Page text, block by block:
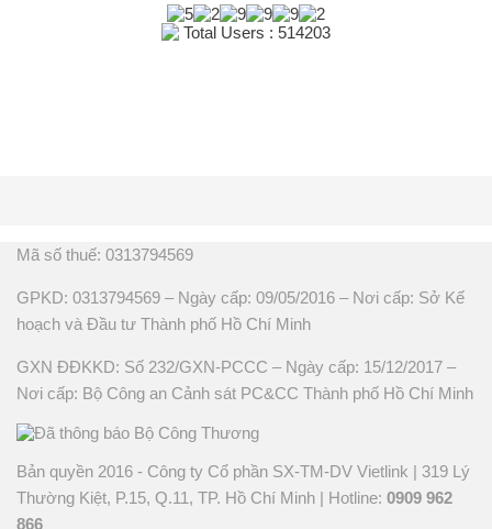
Total Users : 514203
Mã số thuế: 0313794569
GPKD: 0313794569 – Ngày cấp: 09/05/2016 – Nơi cấp: Sở Kế
hoạch và Đầu tư Thành phố Hồ Chí Minh
GXN ĐĐKKD: Số 232/GXN-PCCC – Ngày cấp: 15/12/2017 –
Nơi cấp: Bộ Công an Cảnh sát PC&CC Thành phố Hồ Chí Minh
Bản quyền 2016 - Công ty Cổ phần SX-TM-DV Vietlink | 319 Lý
Thường Kiệt, P.15, Q.11, TP. Hồ Chí Minh | Hotline: 0909 962
866